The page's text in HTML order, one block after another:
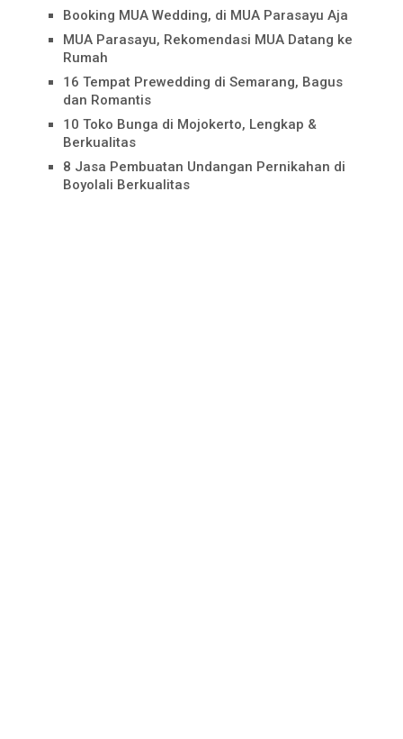
Booking MUA Wedding, di MUA Parasayu Aja
MUA Parasayu, Rekomendasi MUA Datang ke
Rumah
16 Tempat Prewedding di Semarang, Bagus
dan Romantis
10 Toko Bunga di Mojokerto, Lengkap &
Berkualitas
8 Jasa Pembuatan Undangan Pernikahan di
Boyolali Berkualitas